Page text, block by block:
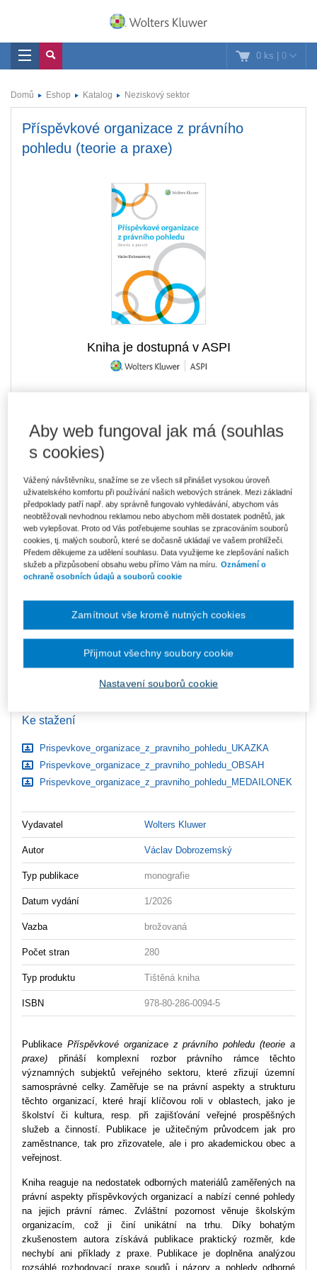
0 ks | 0
Domů Eshop Katalog Neziskový sektor
Příspěvkové organizace z právního
pohledu (teorie a praxe)
Kniha je dostupná v ASPI
Ušetříte 104 Kč
DMOC 699 Kč
Skladem- expedice do 2 pracovních dnů
V prodeji - ihned k dispozici
Co je Smarteca?
Kde najdu soubory e-knih?
848 Kč
Ušetříte 446 Kč
Balíček - Tištěná kniha + E-kniha
Smarteca + soubory ke stažení
Skladem- expedice do 2 pracovních dnů
Upozorňujeme, že v období od 1.8. do 21.8. z technických
důvodů nemůžeme vystavovat daňové doklady. Budou vám
zaslány dodatečně e-mailem.
ks Vložit do košíku
Ke stažení
Prispevkove_organizace_z_pravniho_pohledu_UKAZKA
Prispevkove_organizace_z_pravniho_pohledu_OBSAH
Prispevkove_organizace_z_pravniho_pohledu_MEDAILONEK
Vydavatel Wolters Kluwer
Autor Václav Dobrozemský
Typ publikace monografie
Datum vydání 1/2026
Vazba brožovaná
Počet stran 280
Typ produktu Tištěná kniha
ISBN 978-80-286-0094-5
Publikace Příspěvkové organizace z právního pohledu (teorie a
praxe) přináší komplexní rozbor právního rámce těchto
významných subjektů veřejného sektoru, které zřizují územní
samosprávné celky. Zaměřuje se na právní aspekty a strukturu
těchto organizací, které hrají klíčovou roli v oblastech, jako je
školství či kultura, resp. při zajišťování veřejné prospěšných
služeb a činností. Publikace je užitečným průvodcem jak pro
zaměstnance, tak pro zřizovatele, ale i pro akademickou obec a
veřejnost.
Kniha reaguje na nedostatek odborných materiálů zaměřených na
právní aspekty příspěvkových organizací a nabízí cenné pohledy
na jejich právní rámec. Zvláštní pozornost věnuje školským
organizacím, což ji činí unikátní na trhu. Díky bohatým
zkušenostem autora získává publikace praktický rozměr, kde
nechybí ani příklady z praxe. Publikace je doplněna analýzou
rozsáhlé rozhodovací praxe soudů i názory a pohledy odborné
Aby web fungoval jak má (souhlas
s cookies)
Vážený návštěvníku, snažíme se ze všech sil přinášet vysokou úroveň
uživatelského komfortu při používání našich webových stránek. Mezi základní
předpoklady patří např. aby správně fungovalo vyhledávání, abychom vás
neobtěžovali nevhodnou reklamou nebo abychom měli dostatek podnětů, jak
web vylepšovat. Proto od Vás potřebujeme souhlas se zpracováním souborů
cookies, tj. malých souborů, které se dočasně ukládají ve vašem prohlížeči.
Předem děkujeme za udělení souhlasu. Data využijeme ke zlepšování našich
služeb a přizpůsobení obsahu webu přímo Vám na míru.
Oznámení o
ochraně osobních údajů a souborů cookie
Nastavení souborů cookie
Zamítnout vše kromě nutných cookies
Přijmout všechny soubory cookie